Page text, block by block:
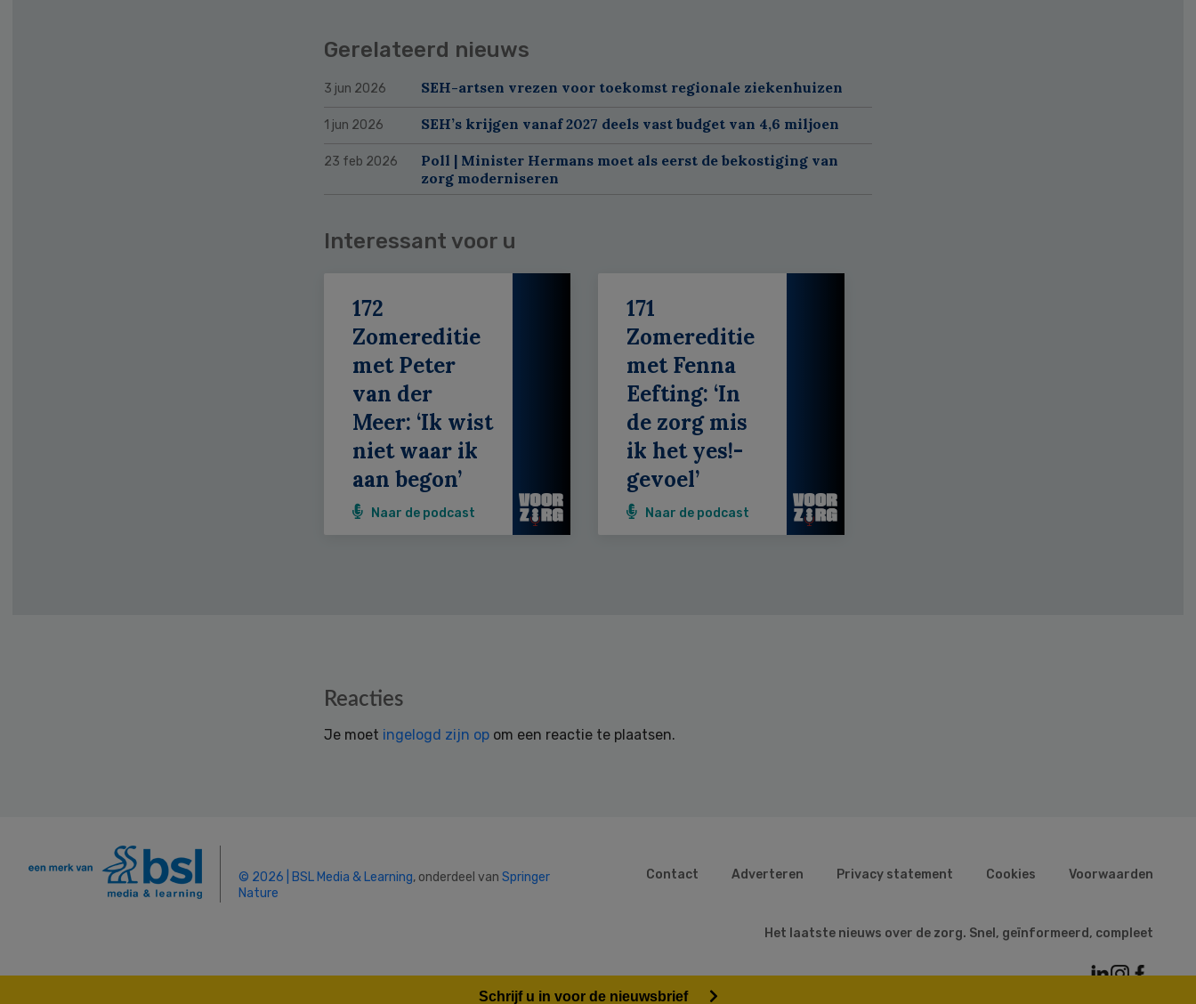
Gerelateerd nieuws
3 jun 2026 SEH-artsen vrezen voor toekomst regionale ziekenhuizen
1 jun 2026 SEH’s krijgen vanaf 2027 deels vast budget van 4,6 miljoen
23 feb 2026
Poll | Minister Hermans moet als eerst de bekostiging van
zorg moderniseren
Interessant voor u
172
Zomereditie
met Peter
van der
Meer: ‘Ik wist
niet waar ik
aan begon’
Naar de podcast
171
Zomereditie
met Fenna
Eefting: ‘In
de zorg mis
ik het yes!-
gevoel’
Naar de podcast
Reacties
Je moet ingelogd zijn op om een reactie te plaatsen.
© 2026 | BSL Media & Learning, onderdeel van Springer
Nature
Contact Adverteren Privacy statement Cookies Voorwaarden
Het laatste nieuws over de zorg. Snel, geïnformeerd, compleet
Schrijf u in voor de nieuwsbrief